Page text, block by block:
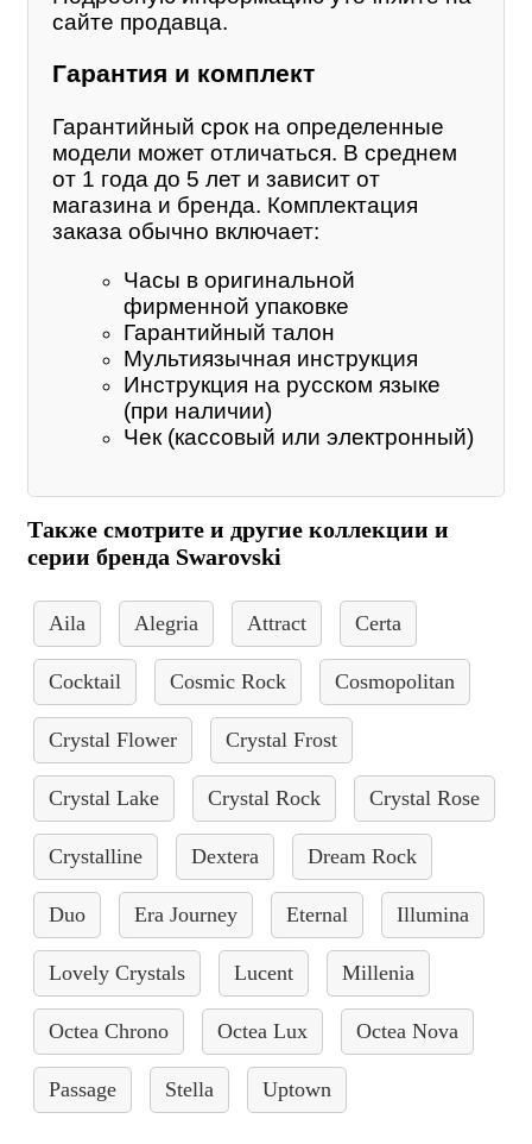
сайте продавца.
Гарантия и комплект
Гарантийный срок на определенные
модели может отличаться. В среднем
от 1 года до 5 лет и зависит от
магазина и бренда. Комплектация
заказа обычно включает:
Часы в оригинальной
фирменной упаковке
Гарантийный талон
Мультиязычная инструкция
Инструкция на русском языке
(при наличии)
Чек (кассовый или электронный)
Также смотрите и другие коллекции и
серии бренда Swarovski
Aila Alegria Attract Certa
Cocktail Cosmic Rock Cosmopolitan
Crystal Flower Crystal Frost
Crystal Lake Crystal Rock Crystal Rose
Crystalline Dextera Dream Rock
Duo Era Journey Eternal Illumina
Lovely Crystals Lucent Millenia
Octea Chrono Octea Lux Octea Nova
Passage Stella Uptown